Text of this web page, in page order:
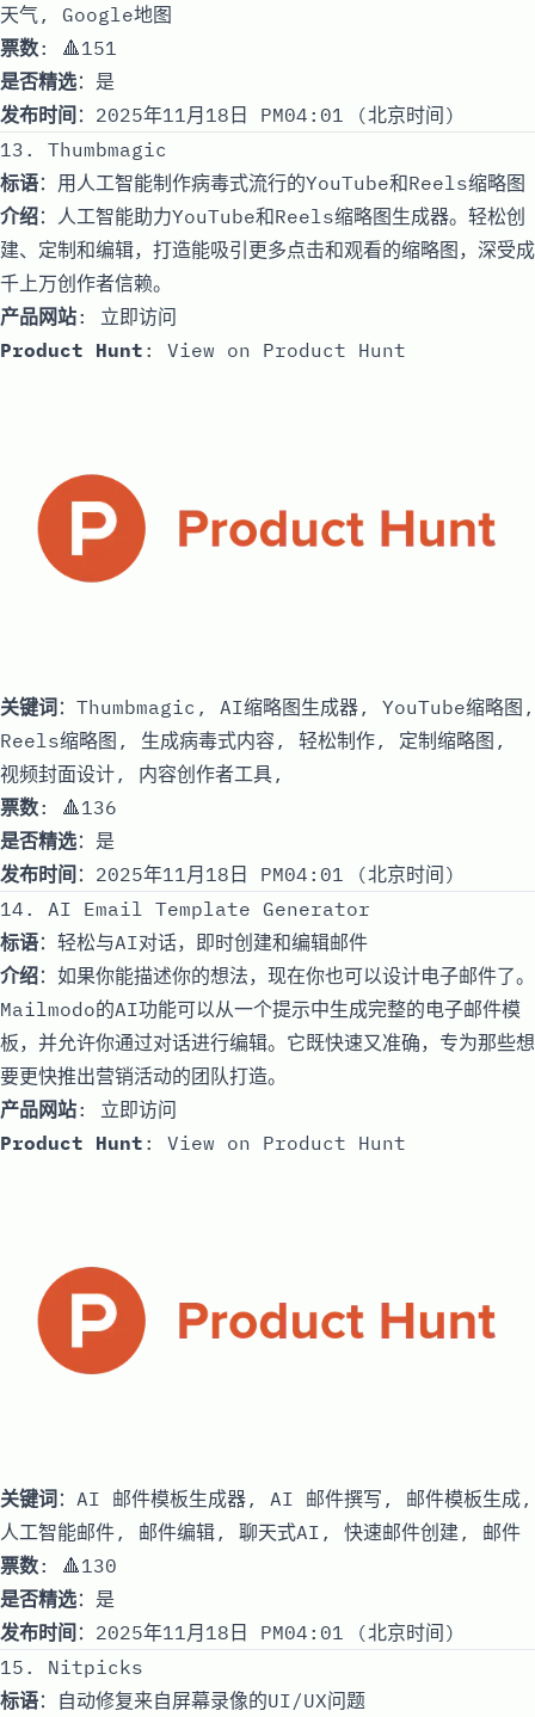
天气, Google地图
票数: 🔺151
是否精选：是
发布时间 ：2025年11月18日 PM04:01 (北京时间)
13. Thumbmagic
标语：用人工智能制作病毒式流行的YouTube和Reels缩略图
介绍：人工智能助力YouTube和Reels缩略图生成器。轻松创
建、定制和编辑，打造能吸引更多点击和观看的缩略图，深受成
千上万创作者信赖。
产品网站: 立即访问
Product Hunt : View on Product Hunt
关键词：Thumbmagic, AI缩略图生成器, YouTube缩略图,
Reels缩略图, 生成病毒式内容, 轻松制作, 定制缩略图,
视频封面设计, 内容创作者工具,
票数: 🔺136
是否精选：是
发布时间 ：2025年11月18日 PM04:01 (北京时间)
14. AI Email Template Generator
标语：轻松与AI对话，即时创建和编辑邮件
介绍：如果你能描述你的想法，现在你也可以设计电子邮件了。
Mailmodo的AI功能可以从一个提示中生成完整的电子邮件模
板，并允许你通过对话进行编辑。它既快速又准确，专为那些想
要更快推出营销活动的团队打造。
产品网站: 立即访问
Product Hunt : View on Product Hunt
关键词 ：AI 邮件模板生成器, AI 邮件撰写, 邮件模板生成,
人工智能邮件, 邮件编辑, 聊天式AI, 快速邮件创建, 邮件
票数: 🔺130
是否精选：是
发布时间 ：2025年11月18日 PM04:01 (北京时间)
15. Nitpicks
标语：自动修复来自屏幕录像的UI/UX问题